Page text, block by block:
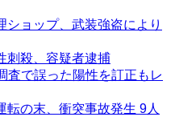
ョップ、武装強盗により
刺殺、容疑者逮捕
査で誤った陽性を訂正もレ
の末、衝突事故発生 9人